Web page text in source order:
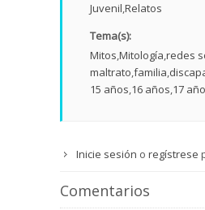
Juvenil Relatos
Tema(s):
Mitos Mitología redes
maltrato familia
15 años 16 años 17
Inicie sesión o regístrese
Comentarios